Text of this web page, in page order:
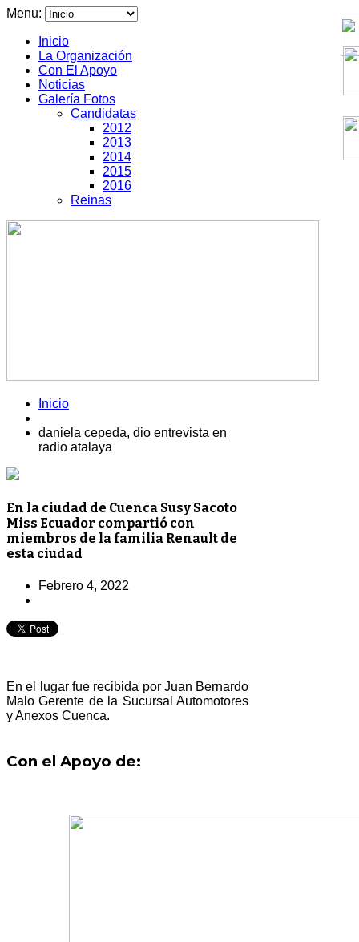
Menu:
Inicio
La Organización
Con El Apoyo
Noticias
Galería Fotos
Candidatas
2012
2013
2014
2015
2016
Reinas
Inicio
daniela cepeda, dio entrevista en
radio atalaya
En la ciudad de Cuenca Susy Sacoto
Miss Ecuador compartió con
miembros de la familia Renault de
esta ciudad
Febrero 4, 2022
En el lugar fue recibida por Juan Bernardo
Malo Gerente de la Sucursal Automotores
y Anexos Cuenca.
Con el Apoyo de: